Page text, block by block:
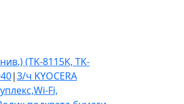
(TK-8115K, TK-
|З/ч KYOCERA
Fi,